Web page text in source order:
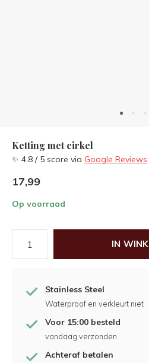
Ketting met cirkel
✨ 4.8 / 5 score via Google Reviews
17,99
Op voorraad
IN
Stainless Steel
Waterproof en verkleurt niet
Voor 15:00 besteld
vandaag verzonden
Achteraf betalen